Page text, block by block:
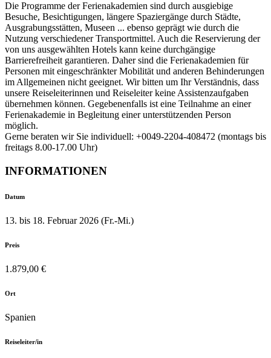
Die Programme der Ferienakademien sind durch ausgiebige
Besuche, Besichtigungen, längere Spaziergänge durch Städte,
Ausgrabungsstätten, Museen ... ebenso geprägt wie durch die
Nutzung verschiedener Transportmittel. Auch die Reservierung der
von uns ausgewählten Hotels kann keine durchgängige
Barrierefreiheit garantieren. Daher sind die Ferienakademien für
Personen mit eingeschränkter Mobilität und anderen Behinderungen
im Allgemeinen nicht geeignet. Wir bitten um Ihr Verständnis, dass
unsere Reiseleiterinnen und Reiseleiter keine Assistenzaufgaben
übernehmen können. Gegebenenfalls ist eine Teilnahme an einer
Ferienakademie in Begleitung einer unterstützenden Person
möglich.
Gerne beraten wir Sie individuell: +0049-2204-408472 (montags bis
freitags 8.00-17.00 Uhr)
INFORMATIONEN
Datum
13. bis 18. Februar 2026 (Fr.-Mi.)
Preis
1.879,00 €
Ort
Spanien
Reiseleiter/in